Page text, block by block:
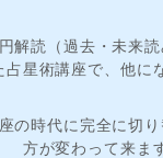
解読（過去・未来
星術講座で、他に
の時代に完全に切
方が変わって来ま